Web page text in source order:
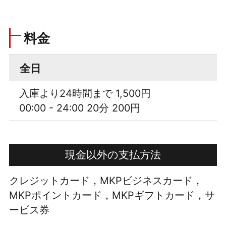
料金
全日
入庫より24時間まで 1,500円
00:00 - 24:00 20分 200円
現金以外の支払方法
クレジットカード，MKPビジネスカード，
MKPポイントカード，MKPギフトカード，サ
ービス券